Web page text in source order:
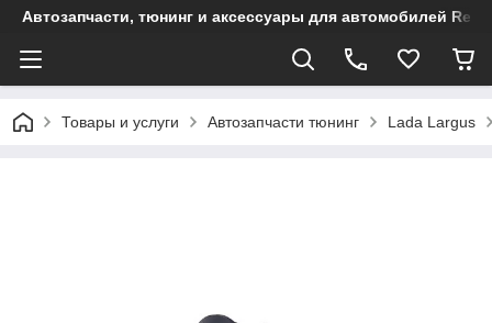
Автозапчасти, тюнинг и аксессуары для автомобилей
Товары и услуги Автозапчасти тюнинг Lada Largus